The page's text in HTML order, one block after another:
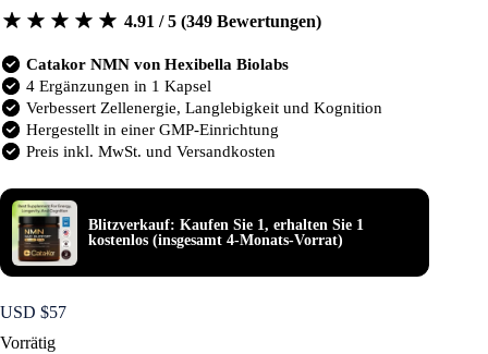
4.91 / 5 (349 Bewertungen)
Catakor NMN von Hexibella Biolabs
4 Ergänzungen in 1 Kapsel
Verbessert Zellenergie, Langlebigkeit und Kognition
Hergestellt in einer GMP-Einrichtung
Preis inkl. MwSt. und Versandkosten
Blitzverkauf: Kaufen Sie 1, erhalten Sie 1
kostenlos (insgesamt 4-Monats-Vorrat)
USD $57
Vorrätig